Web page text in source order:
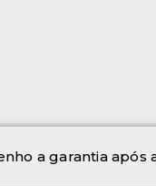
a garantia após